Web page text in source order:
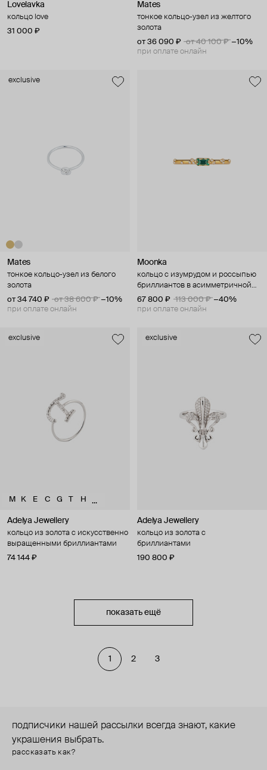
Lovelavka
кольцо love
31 000 ₽
Mates
тонкое кольцо-узел из желтого
золота
от 36 090 ₽
от 40 100 ₽ −10%
при оплате онлайн
exclusive
Mates
тонкое кольцо-узел из белого
золота
от 34 740 ₽
от 38 600 ₽ −10%
при оплате онлайн
Moonka
кольцо с изумрудом и россыпью
бриллиантов в асимметричной
закрепке
67 800 ₽ 113 000 ₽ −40%
при оплате онлайн
exclusive
M K E C G T H ...
Adelya Jewellery
кольцо из золота с искусственно
выращенными бриллиантами
74 144 ₽
exclusive
Adelya Jewellery
кольцо из золота с
бриллиантами
190 800 ₽
показать ещё
1 2 3
подписчики нашей рассылки всегда знают, какие
украшения выбрать.
рассказать как?